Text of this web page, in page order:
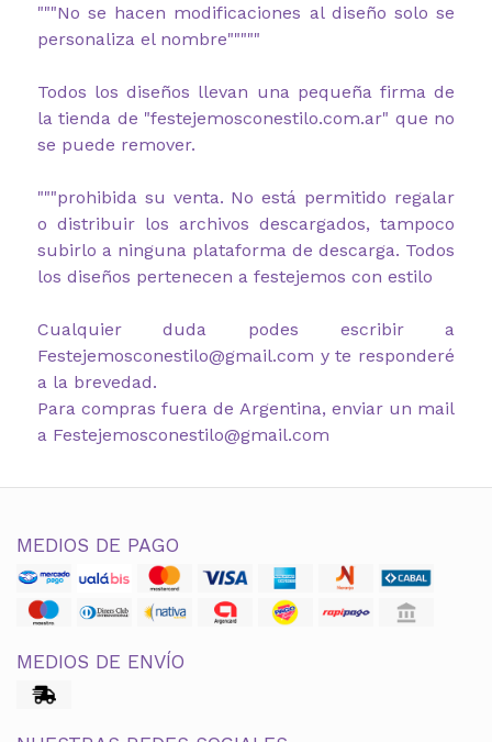
"""No se hacen modificaciones al diseño solo se
personaliza el nombre"""""
Todos los diseños llevan una pequeña firma de
la tienda de "festejemosconestilo.com.ar" que no
se puede remover.
"""prohibida su venta. No está permitido regalar
o distribuir los archivos descargados, tampoco
subirlo a ninguna plataforma de descarga. Todos
los diseños pertenecen a festejemos con estilo
Cualquier duda podes escribir a
Festejemosconestilo@gmail.com y te responderé
a la brevedad.
Para compras fuera de Argentina, enviar un mail
a Festejemosconestilo@gmail.com
MEDIOS DE PAGO
MEDIOS DE ENVÍO